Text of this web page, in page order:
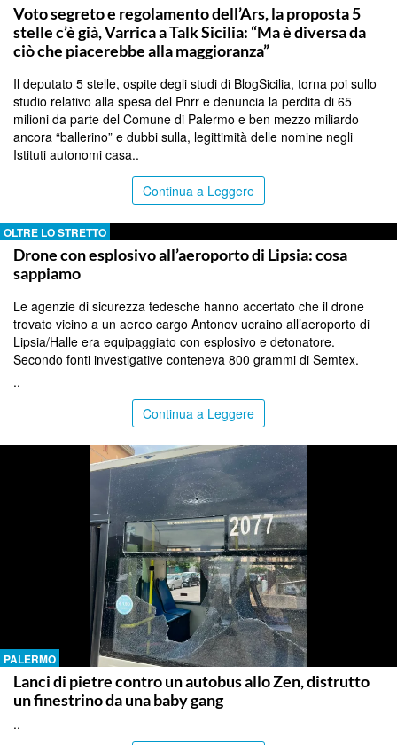
Voto segreto e regolamento dell’Ars, la proposta 5
stelle c’è già, Varrica a Talk Sicilia: “Ma è diversa da
ciò che piacerebbe alla maggioranza”
Il deputato 5 stelle, ospite degli studi di BlogSicilia, torna poi sullo
studio relativo alla spesa del Pnrr e denuncia la perdita di 65
milioni da parte del Comune di Palermo e ben mezzo miliardo
ancora “ballerino” e dubbi sulla, legittimità delle nomine negli
Istituti autonomi casa..
Continua a Leggere
OLTRE LO STRETTO
Drone con esplosivo all’aeroporto di Lipsia: cosa
sappiamo
Le agenzie di sicurezza tedesche hanno accertato che il drone
trovato vicino a un aereo cargo Antonov ucraino all’aeroporto di
Lipsia/Halle era equipaggiato con esplosivo e detonatore.
Secondo fonti investigative conteneva 800 grammi di Semtex.
..
Continua a Leggere
PALERMO
Lanci di pietre contro un autobus allo Zen, distrutto
un finestrino da una baby gang
..